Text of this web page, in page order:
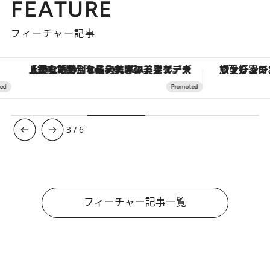
FEATURE
フィーチャー記事
【銀座で出合う最旬美容】美髪ケアや上質な眠り…セルフケアのアップデートから、特別な名入れギフトまで。大人のための「ReFa GINZA」クルーズ ヴァシュロン・コンスタンタ
3 /6
フィーチャー記事一覧